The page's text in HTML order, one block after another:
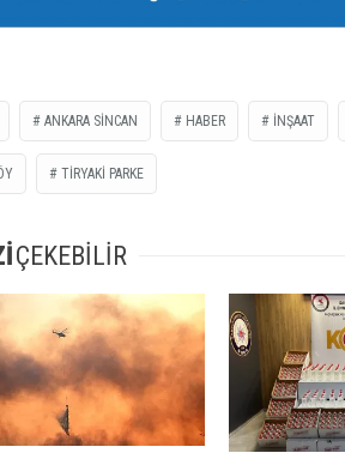
ANKARA SİNCAN HABER İNŞAAT
TİRYAKİ PARKE
ÇEKEBİLİR